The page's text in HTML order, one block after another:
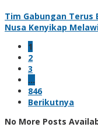
Tim Gabungan Terus
Nusa Kenyikap
1
2
3
…
846
Berikutnya
No More Posts